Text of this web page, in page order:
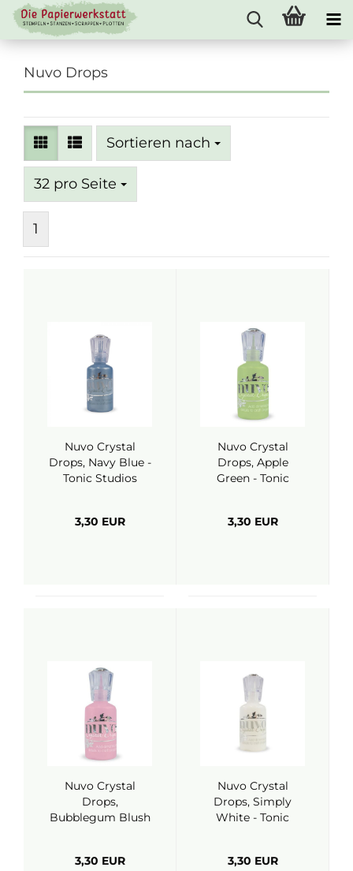
Nuvo Drops
Sortieren nach
Sortieren nach
32 pro Seite
pro Seite
1
Nuvo Crystal
Drops, Navy Blue -
Tonic Studios
3,30 EUR
Nuvo Crystal
Drops, Apple
Green - Tonic
3,30 EUR
Nuvo Crystal
Drops,
Bubblegum Blush
3,30 EUR
Nuvo Crystal
Drops, Simply
White - Tonic
3,30 EUR